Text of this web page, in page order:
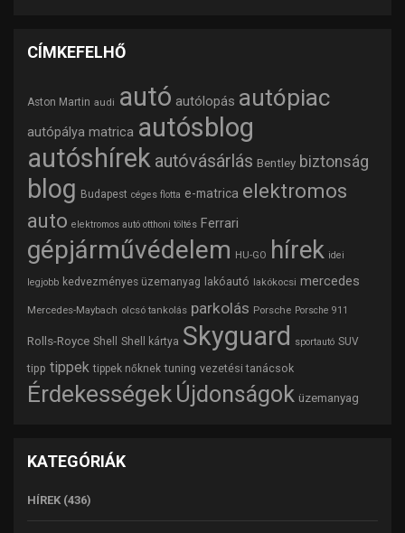
CÍMKEFELHŐ
Aston Martin audi autó autólopás autópiac
autópálya matrica autósblog
autóshírek autóvásárlás Bentley biztonság
blog Budapest céges flotta e-matrica elektromos
auto elektromos autó otthoni töltés Ferrari
gépjárművédelem HU-GO hírek idei
legjobb kedvezményes üzemanyag lakóautó lakókocsi mercedes
Mercedes-Maybach olcsó tankolás parkolás Porsche Porsche 911
Rolls-Royce Shell Shell kártya Skyguard sportautó SUV
tipp tippek tippek nőknek tuning vezetési tanácsok
Érdekességek Újdonságok üzemanyag
KATEGÓRIÁK
HÍREK (436)